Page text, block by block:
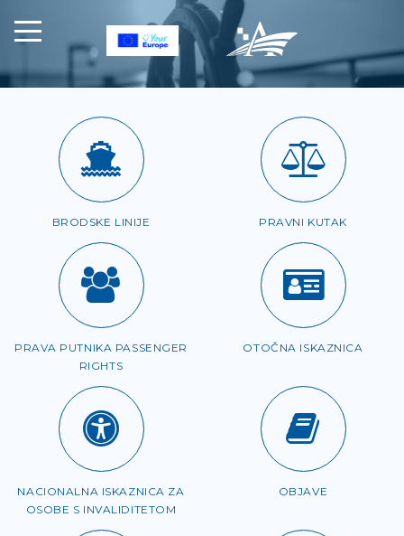
BRODSKE LINIJE PRAVNI KUTAK
PRAVA PUTNIKA PASSENGER
RIGHTS
OTOČNA ISKAZNICA
NACIONALNA ISKAZNICA ZA
OSOBE S INVALIDITETOM
OBJAVE